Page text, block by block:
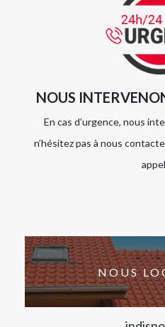
NOUS
En cas d’urgence, nous
n’hésitez pas à nous
NOUS